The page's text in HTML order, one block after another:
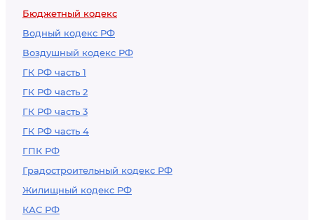
Бюджетный кодекс
Водный кодекс РФ
Воздушный кодекс РФ
ГК РФ часть 1
ГК РФ часть 2
ГК РФ часть 3
ГК РФ часть 4
ГПК РФ
Градостроительный кодекс РФ
Жилищный кодекс РФ
КАС РФ